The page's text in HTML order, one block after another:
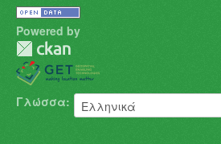
Powered by
Γλώσσα